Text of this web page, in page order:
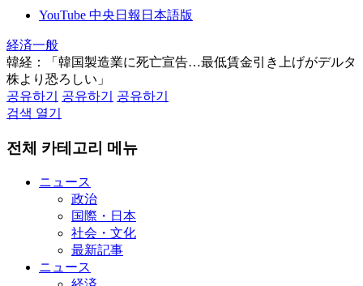
YouTube 中央日報日本語版
経済一般
韓経：「韓国製造業に死亡宣告…最低賃金引き上げがデルタ
株より恐ろしい」
공유하기
공유하기
공유하기
검색 열기
전체 카테고리 메뉴
ニュース
政治
国際・日本
社会・文化
最新記事
ニュース